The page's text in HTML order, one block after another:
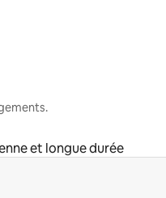
et longue durée